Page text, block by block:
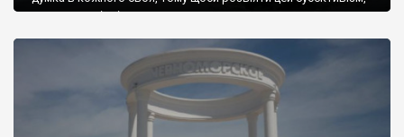
запрошую відвідати це